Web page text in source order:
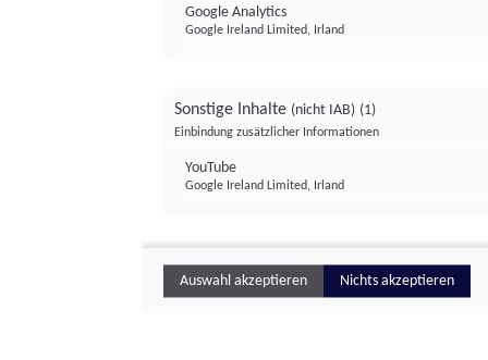
Google Analytics
Google Ireland Limited, Irland
Sonstige Inhalte (nicht IAB) (1)
Einbindung zusätzlicher Informationen
YouTube
Google Ireland Limited, Irland
Auswahl akzeptieren Nichts akzeptieren